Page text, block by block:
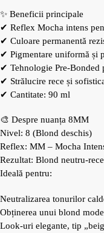
✨ Beneficii principale
✔ Reflex Mocha intens
✔ Culoare permanentă
✔ Pigmentare uniformă și
✔ Tehnologie Pre-Bonded
✔ Strălucire rece și
✔ Cantitate: 90 ml
🎨 Despre nuanța 8MM
Nivel: 8 (Blond deschis)
Reflex: MM – Mocha
Rezultat: Blond neutru-
Ideală pentru:
Neutralizarea tonurilor
Obținerea unui blond
Look-uri elegante, tip